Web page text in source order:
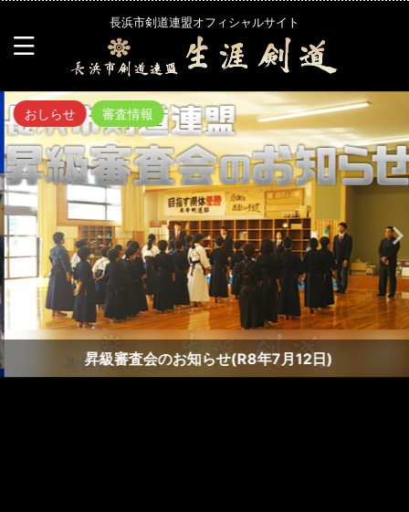
長浜市剣道連盟オフィシャルサイト
おしらせ 審査情報
昇級審査会のお知らせ(R8年7月12日)